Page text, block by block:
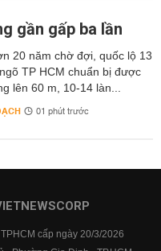
gần gấp ba lần
20 năm chờ đợi, quốc lộ 13
TP HCM chuẩn bị được
lên 60 m, 10-14 làn...
01 phút trước
cấp ngày 20/3/2026